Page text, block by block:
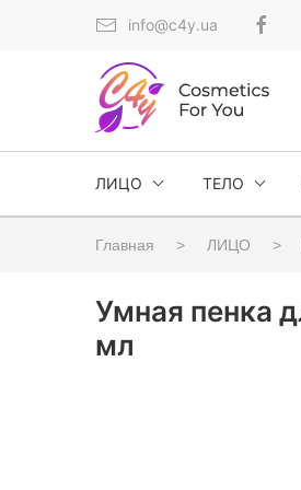
info@c4y.ua
ЛИЦО ТЕЛО
Главная ЛИЦО
Умная пенка
мл